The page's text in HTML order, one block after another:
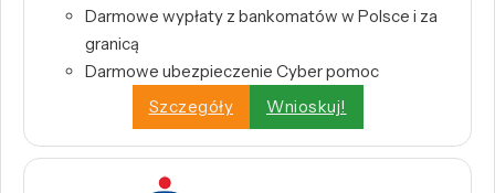
Darmowe wypłaty z bankomatów w Polsce i za
granicą
Darmowe ubezpieczenie Cyber pomoc
Szczegóły
Wnioskuj!